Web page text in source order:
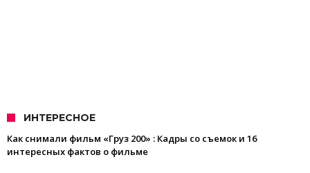
ИНТЕРЕСНОЕ
Как снимали фильм «Груз 200» : Кадры со съемок и 16
интересных фактов о фильме